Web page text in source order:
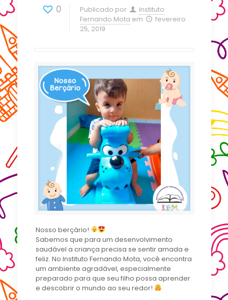
0 Publicado por
Instituto
Fernando Mota em
fevereiro
25, 2019
Nosso berçário!
Sabemos que para um desenvolvimento
saudável a criança precisa se sentir amada e
feliz. No Instituto Fernando Mota, você encontra
um ambiente agradável, especialmente
preparado para que seu filho possa aprender
e descobrir o mundo ao seu redor!